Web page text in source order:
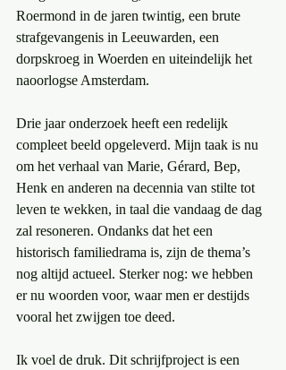
Roermond in de jaren twintig, een brute
strafgevangenis in Leeuwarden, een
dorpskroeg in Woerden en uiteindelijk het
naoorlogse Amsterdam.
Drie jaar onderzoek heeft een redelijk
compleet beeld opgeleverd. Mijn taak is nu
om het verhaal van Marie, Gérard, Bep,
Henk en anderen na decennia van stilte tot
leven te wekken, in taal die vandaag de dag
zal resoneren. Ondanks dat het een
historisch familiedrama is, zijn de thema’s
nog altijd actueel. Sterker nog: we hebben
er nu woorden voor, waar men er destijds
vooral het zwijgen toe deed.
Ik voel de druk. Dit schrijfproject is een